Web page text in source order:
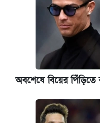
অবশেষে বিয়ের পিঁড়িতে